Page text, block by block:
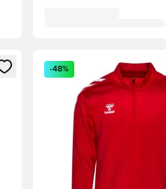
vagy a tagként való
Megnyit egy modált a
-48%